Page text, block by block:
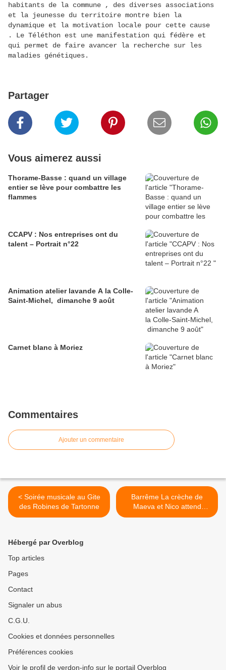
habitants de la commune , des diverses associations
et la jeunesse du territoire montre bien la
dynamique et la motivation locale pour cette cause
. Le Téléthon est une manifestation qui fédère et
qui permet de faire avancer la recherche sur les
maladies génétiques.
Partager
Vous aimerez aussi
Thorame-Basse : quand un village
entier se lève pour combattre les
flammes
CCAPV : Nos entreprises ont du
talent – Portrait n°22
Animation atelier lavande A la Colle-
Saint-Michel, dimanche 9 août
Carnet blanc à Moriez
Commentaires
Ajouter un commentaire
< Soirée musicale au Gite
des Robines de Tartonne
Barrême La crèche de
Maeva et Nico attend
patiemment ..... ( mais il n'y
Hébergé par Overblog
Top articles
Pages
Contact
Signaler un abus
C.G.U.
Cookies et données personnelles
Préférences cookies
Voir le profil de verdon-info sur le portail Overblog